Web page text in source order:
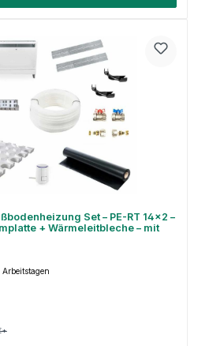
Set – PE-RT 14×2 –
+ Wärmeleitbleche – mit